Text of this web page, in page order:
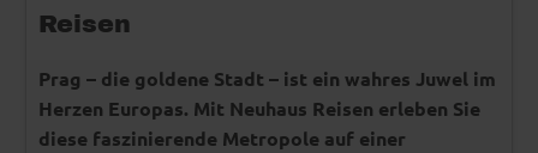
Reisen
Prag – die goldene Stadt – ist ein wahres Juwel im
Herzen Europas. Mit Neuhaus Reisen erleben Sie
diese faszinierende Metropole auf einer